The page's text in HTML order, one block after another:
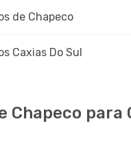
de Chapeco
Caxias Do Sul
Chapeco para